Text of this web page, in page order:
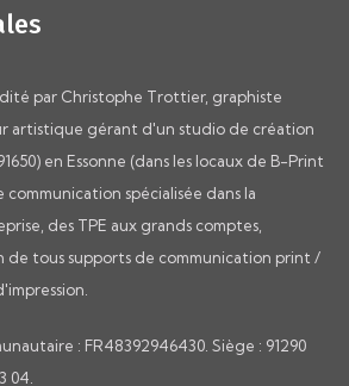
par Christophe Trottier, graphiste
artistique gérant d'un studio de création
en Essonne (dans les locaux de B-Print
communication spécialisée dans la
des TPE aux grands comptes,
de tous supports de communication print /
: FR48392946430. Siège : 91290
04.